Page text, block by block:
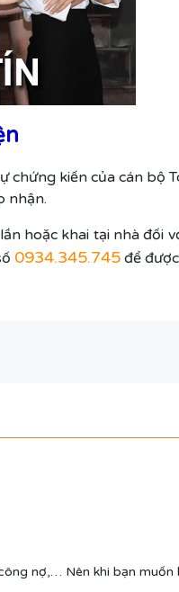
chứng kiến của cán bộ
nhận.
hoặc khai tại nhà đối
0934.345.745 để
nợ,… Nên khi bạn muốn